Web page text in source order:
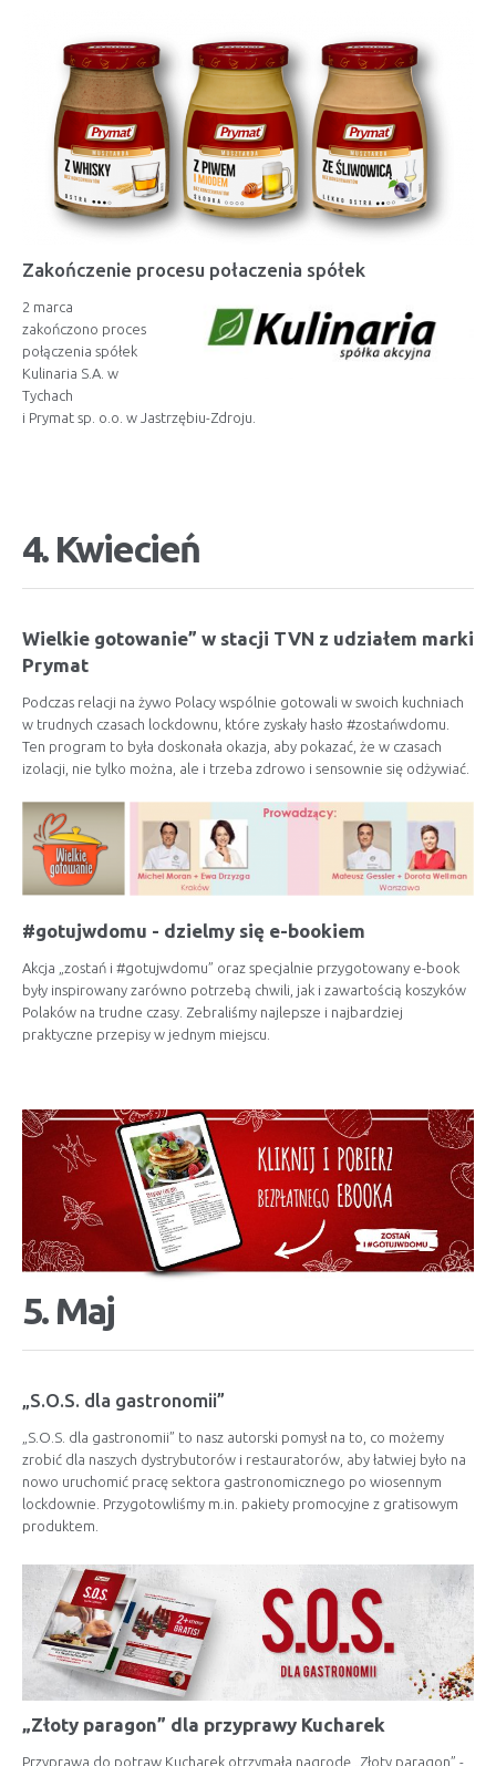
Zakończenie procesu połaczenia spółek
2 marca
zakończono proces
połączenia spółek
Kulinaria S.A. w
Tychach
i Prymat sp. o.o. w Jastrzębiu-Zdroju.
4. Kwiecień
Wielkie gotowanie” w stacji TVN z udziałem marki
Prymat
Podczas relacji na żywo Polacy wspólnie gotowali w swoich kuchniach
w trudnych czasach lockdownu, które zyskały hasło #zostańwdomu.
Ten program to była doskonała okazja, aby pokazać, że w czasach
izolacji, nie tylko można, ale i trzeba zdrowo i sensownie się odżywiać.
#gotujwdomu - dzielmy się e-bookiem
Akcja „zostań i #gotujwdomu” oraz specjalnie przygotowany e-book
były inspirowany zarówno potrzebą chwili, jak i zawartością koszyków
Polaków na trudne czasy. Zebraliśmy najlepsze i najbardziej
praktyczne przepisy w jednym miejscu.
5. Maj
„S.O.S. dla gastronomii”
„S.O.S. dla gastronomii” to nasz autorski pomysł na to, co możemy
zrobić dla naszych dystrybutorów i restauratorów, aby łatwiej było na
nowo uruchomić pracę sektora gastronomicznego po wiosennym
lockdownie. Przygotowliśmy m.in. pakiety promocyjne z gratisowym
produktem.
„Złoty paragon” dla przyprawy Kucharek
Przyprawa do potraw Kucharek otrzymała nagrodę „Złoty paragon” -